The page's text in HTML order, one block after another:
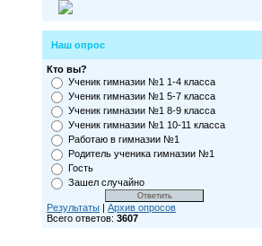
Наш опрос
Кто вы?
Ученик гимназии №1 1-4 класса
Ученик гимназии №1 5-7 класса
Ученик гимназии №1 8-9 класса
Ученик гимназии №1 10-11 класса
Работаю в гимназии №1
Родитель ученика гимназии №1
Гость
Зашел случайно
Результаты | Архив опросов
Всего ответов: 3607